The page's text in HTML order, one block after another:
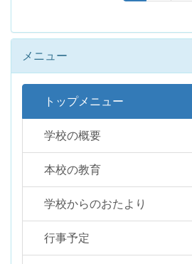
メニュー
トップメニュー
学校の概要
本校の教育
学校からのおたより
行事予定